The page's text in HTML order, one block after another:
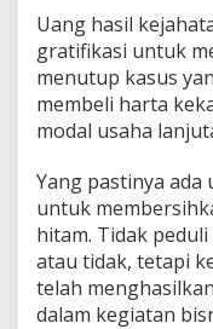
Uang hasil
gratifikasi untuk
menutup kasus
membeli harta
modal usaha
Yang pastinya ada
untuk
hitam. Tidak
atau tidak, tetapi
telah
dalam kegiatan